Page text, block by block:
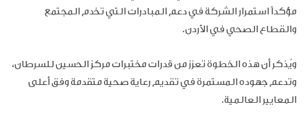
مؤكداً استمرار الشركة في دعم المبادرات التي تخدم المجتمع
والقطاع الصحي في الأردن.
ويُذكر أن هذه الخطوة تعزز من قدرات مختبرات مركز الحسين للسرطان،
وتدعم جهوده المستمرة في تقديم رعاية صحية متقدمة وفق أعلى
المعايير العالمية.